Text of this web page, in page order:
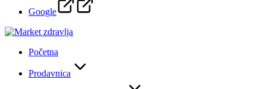
Google
Početna
Prodavnica